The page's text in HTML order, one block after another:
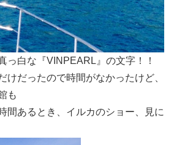
っ白な『VINPEARL』の文字！！
けだったので時間がなかったけど、
も
間あるとき、イルカのショー、見に